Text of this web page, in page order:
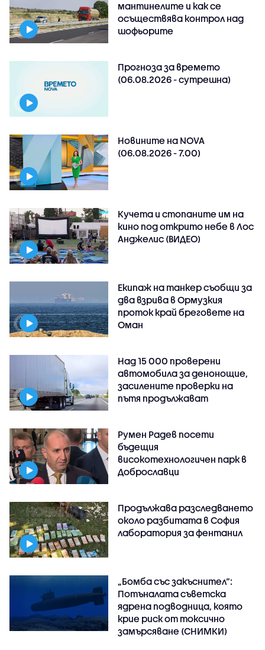
мантинелите и как се
осъществява контрол над
шофьорите
Прогноза за времето
(06.08.2026 - сутрешна)
Новините на NOVA
(06.08.2026 - 7.00)
Кучета и стопаните им на
кино под открито небе в Лос
Анджелис (ВИДЕО)
Екипаж на танкер съобщи за
два взрива в Ормузкия
проток край бреговете на
Оман
Над 15 000 проверени
автомобила за денонощие,
засилените проверки на
пътя продължават
Румен Радев посети
бъдещия
високотехнологичен парк в
Доброславци
Продължава разследването
около разбитата в София
лаборатория за фентанил
„Бомба със закъснител“:
Потъналата съветска
ядрена подводница, която
крие риск от токсично
замърсяване (СНИМКИ)